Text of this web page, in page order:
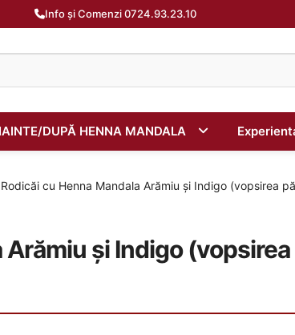
Info și Comenzi 0724.93.23.10
DUPĂ HENNA MANDALA
cu Henna Mandala Arămiu și Indigo (vopsirea
și Indigo